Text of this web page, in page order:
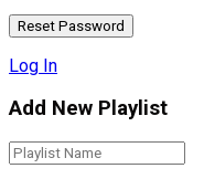
Log In
Add New Playlist